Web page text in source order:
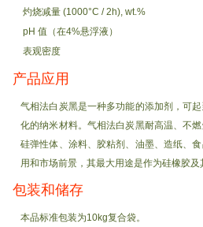
灼烧减量 (1000°C / 2h), wt.%
pH 值（在4%悬浮液）
表观密度
产品应用
气相法白炭黑是一种多功能的添加剂，可
化的纳米材料。气相法白炭黑耐高温、不
硅弹性体、涂料、胶粘剂、油墨、造纸、
用和市场前景，其最大用途是作为硅橡胶及
包装和储存
本品标准包装为10kg复合袋。